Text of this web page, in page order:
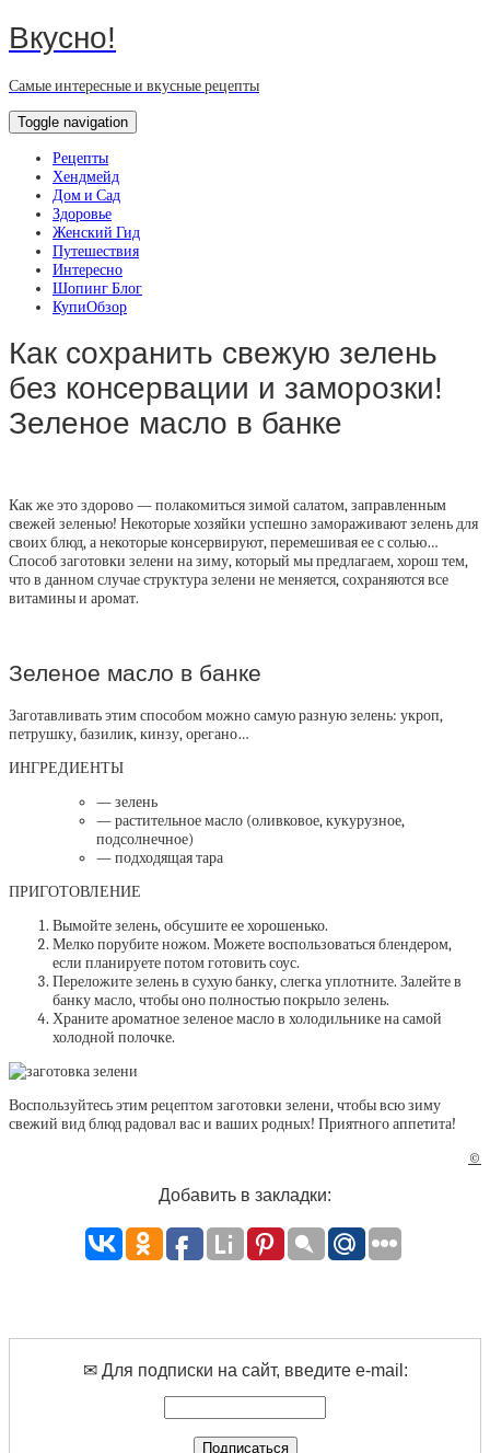
Вкусно!
Самые интересные и вкусные рецепты
Toggle navigation
Рецепты
Хендмейд
Дом и Сад
Здоровье
Женский Гид
Путешествия
Интересно
Шопинг Блог
КупиОбзор
Как сохранить свежую зелень
без консервации и заморозки!
Зеленое масло в банке
Как же это здорово — полакомиться зимой салатом, заправленным
свежей зеленью! Некоторые хозяйки успешно замораживают зелень для
своих блюд, а некоторые консервируют, перемешивая ее с солью…
Способ заготовки зелени на зиму, который мы предлагаем, хорош тем,
что в данном случае структура зелени не меняется, сохраняются все
витамины и аромат.
Зеленое масло в банке
Заготавливать этим способом можно самую разную зелень: укроп,
петрушку, базилик, кинзу, орегано…
ИНГРЕДИЕНТЫ
— зелень
— растительное масло (оливковое, кукурузное,
подсолнечное)
— подходящая тара
ПРИГОТОВЛЕНИЕ
Вымойте зелень, обсушите ее хорошенько.
Мелко порубите ножом. Можете воспользоваться блендером,
если планируете потом готовить соус.
Переложите зелень в сухую банку, слегка уплотните. Залейте в
банку масло, чтобы оно полностью покрыло зелень.
Храните ароматное зеленое масло в холодильнике на самой
холодной полочке.
Воспользуйтесь этим рецептом заготовки зелени, чтобы всю зиму
свежий вид блюд радовал вас и ваших родных! Приятного аппетита!
©
Добавить в закладки:
✉ Для подписки на сайт, введите e-mail: